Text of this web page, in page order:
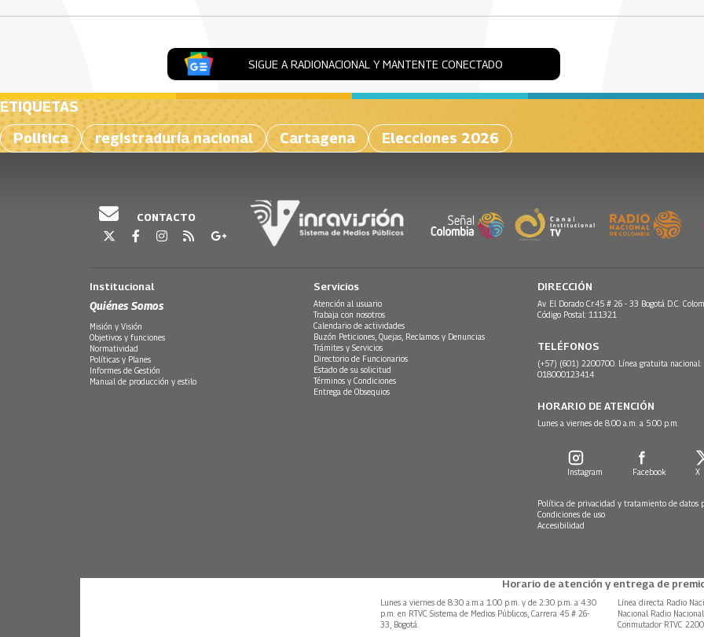
SIGUE A RADIONACIONAL Y MANTENTE CONECTADO
ETIQUETAS
Politica
registraduría nacional Cartagena Elecciones 2026
CONTACTO
Institucional
Quiénes Somos
Misión y Visión
Objetivos y funciones
Normatividad
Políticas y Planes
Informes de Gestión
Manual de producción y estilo
Servicios
Atención al usuario
Trabaja con nosotros
Calendario de actividades
Buzón Peticiones, Quejas, Reclamos y Denuncias
Trámites y Servicios
Directorio de Funcionarios
Estado de su solicitud
Términos y Condiciones
Entrega de Obsequios
DIRECCIÓN
Av. El Dorado Cr.45 # 26 - 33 Bogotá D.C.
Código Postal: 111321
TELÉFONOS
(+57) (601) 2200700. Línea gratuita nacional:
018000123414
HORARIO DE ATENCIÓN
Lunes a viernes de 8:00 a.m. a 5:00 p.m.
Instagram Facebook X
Política de privacidad y tratamiento de datos
Condiciones de uso
Accesibilidad
Horario de atención y entrega de
Lunes a viernes de 8:30 a.m.a 1:00 p.m. y de 2:30 p.m. a 4:30
p.m. en RTVC Sistema de Medios Públicos, Carrera 45 # 26-
33, Bogotá.
Línea directa Radio
Nacional Radio
Conmutador RTVC